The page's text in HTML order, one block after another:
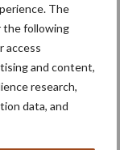
The
the following
access
and content,
research,
data, and